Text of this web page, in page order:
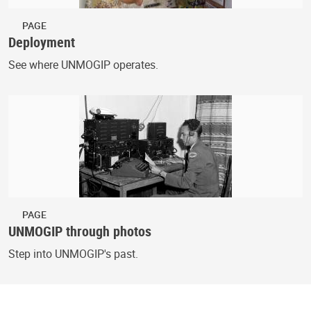
PAGE
Deployment
See where UNMOGIP operates.
PAGE
UNMOGIP through photos
Step into UNMOGIP's past.